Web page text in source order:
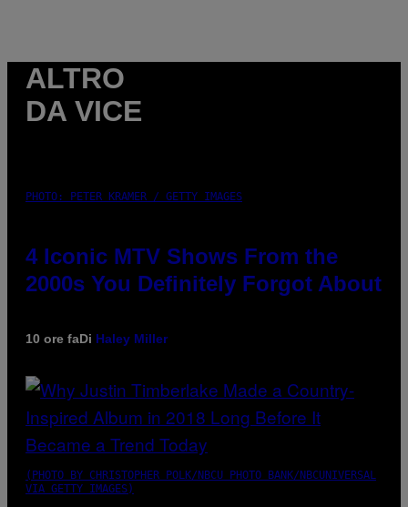
ALTRO
DA VICE
PHOTO: PETER KRAMER / GETTY IMAGES
4 Iconic MTV Shows From the
2000s You Definitely Forgot About
10 ore faDi Haley Miller
(PHOTO BY CHRISTOPHER POLK/NBCU PHOTO BANK/NBCUNIVERSAL
VIA GETTY IMAGES)